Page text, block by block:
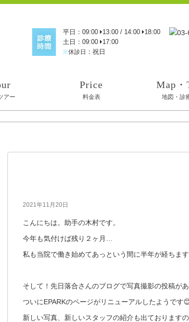
平日：09:00 13:00 / 14:00
18:00
土日：09:00
17:00
※休診日 ：祝日
アー
Price
料金表
Map・
地図・診
2021年11月20日
こんにちは。助手の木村です。
今年も気付けば残り２ヶ月…
私も当院で働き始めてあっという間に半年が経ちます
そして！先日落合さんのブログで写真撮影の投稿があ
ついにEPARKのページがリニューアルしたようです
新しい写真、新しいスタッフの紹介も出ております